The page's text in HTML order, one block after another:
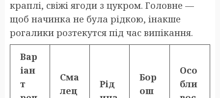
краплі, свіжі ягоди з цукром. Головне —
щоб начинка не була рідкою, інакше
рогалики розтекутся під час випікання.
Вар
іан
т
Сма
лец
Рід
Бор
ош
Осо
бли